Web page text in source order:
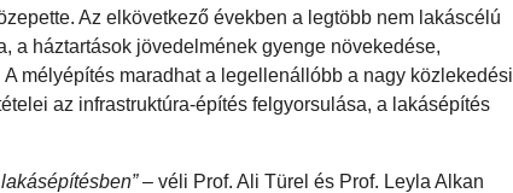
Az elkövetkező években a legtöbb nem lakáscélú
a háztartások jövedelmének gyenge növekedése,
mélyépítés maradhat a legellenállóbb a nagy közlekedési
az infrastruktúra-építés felgyorsulása, a lakásépítés
– véli Prof. Ali Türel és Prof. Leyla Alkan